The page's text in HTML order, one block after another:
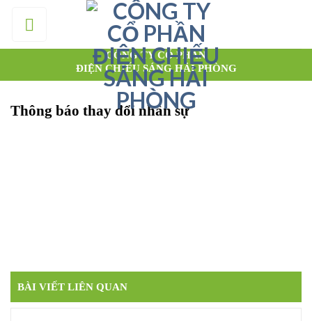
CÔNG TY CỔ PHẦN
ĐIỆN CHIẾU SÁNG HẢI PHÒNG
Thông báo thay đổi nhân sự
BÀI VIẾT LIÊN QUAN